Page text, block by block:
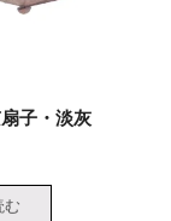
扇子・淡灰
む